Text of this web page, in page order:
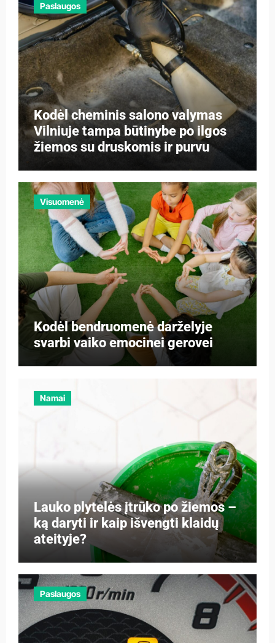
Paslaugos
Kodėl cheminis salono valymas
Vilniuje tampa būtinybe po ilgos
žiemos su druskomis ir purvu
Visuomenė
Kodėl bendruomenė darželyje
svarbi vaiko emocinei gerovei
Namai
Lauko plytelės įtrūko po žiemos –
ką daryti ir kaip išvengti klaidų
ateityje?
Paslaugos